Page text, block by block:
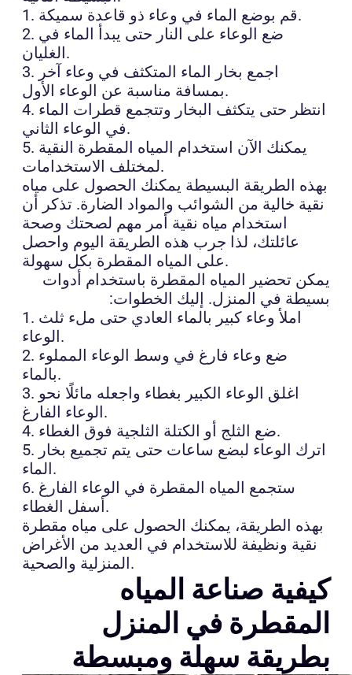
1. قم بوضع الماء في وعاء ذو قاعدة سميكة.
2. ضع الوعاء على النار حتى يبدأ الماء في
الغليان.
3. اجمع بخار الماء المتكثف في وعاء آخر
بمسافة مناسبة عن الوعاء الأول.
4. انتظر حتى يتكثف البخار وتتجمع قطرات الماء
في الوعاء الثاني.
5. يمكنك الآن استخدام المياه المقطرة النقية
لمختلف الاستخدامات.
بهذه الطريقة البسيطة يمكنك الحصول على مياه
نقية خالية من الشوائب والمواد الضارة. تذكر أن
استخدام مياه نقية أمر مهم لصحتك وصحة
عائلتك، لذا جرب هذه الطريقة اليوم واحصل
على المياه المقطرة بكل سهولة.
يمكن تحضير المياه المقطرة باستخدام أدوات
بسيطة في المنزل. إليك الخطوات:
1. املأ وعاء كبير بالماء العادي حتى ملء ثلث
الوعاء.
2. ضع وعاء فارغ في وسط الوعاء المملوء
بالماء.
3. اغلق الوعاء الكبير بغطاء واجعله مائلًا نحو
الوعاء الفارغ.
4. ضع الثلج أو الكتلة الثلجية فوق الغطاء.
5. اترك الوعاء لبضع ساعات حتى يتم تجميع بخار
الماء.
6. ستجمع المياه المقطرة في الوعاء الفارغ
أسفل الغطاء.
بهذه الطريقة، يمكنك الحصول على مياه مقطرة
نقية ونظيفة للاستخدام في العديد من الأغراض
المنزلية والصحية.
كيفية صناعة المياه
المقطرة في المنزل
بطريقة سهلة ومبسطة